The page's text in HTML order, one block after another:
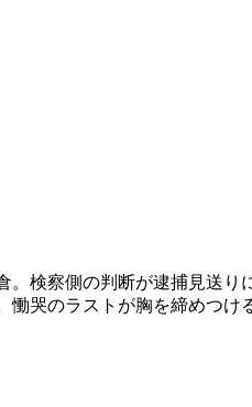
検察側の判断が逮捕見送
哭のラストが胸を締めつけ